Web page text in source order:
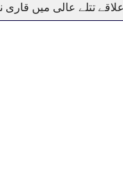
عالی میں قاری